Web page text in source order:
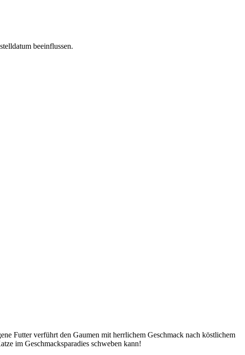
beeinflussen.
Futter verführt den Gaumen mit herrlichem Geschmack nach köstlichem
im Geschmacksparadies schweben kann!